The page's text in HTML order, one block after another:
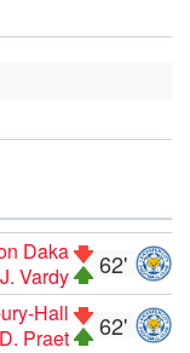
62'
Daka
J. Vardy
62'
Hall
D. Praet